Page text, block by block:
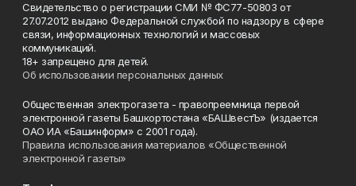
Свидетельство о регистрации СМИ № ФС77-50803 от
27.07.2012 выдано Федеральной службой по надзору в сфере
связи, информационных технологий и массовых
коммуникаций.
18+ запрещено для детей.
Об использовании персональных данных
Общественная электрогазета - правопреемница первой
электронной газеты Башкортостана «БАШвестЪ» (издается
ОАО ИА «Башинформ» с 2001 года).
Правила использования материалов «Общественной
электронной газеты»